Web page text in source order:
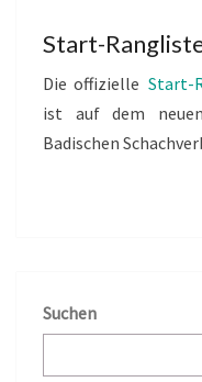
Start-
Die offizielle Start-
ist auf dem
Badischen
Suchen